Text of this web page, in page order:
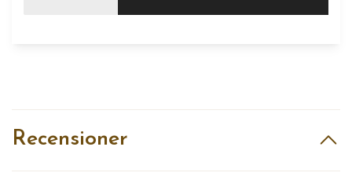
Recensioner